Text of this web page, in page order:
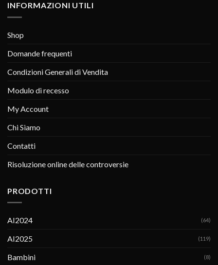
INFORMAZIONI UTILI
Shop
Domande frequenti
Condizioni Generali di Vendita
Modulo di recesso
My Account
Chi Siamo
Contatti
Risoluzione online delle controversie
PRODOTTI
AI2024 (64)
AI2025 (119)
Bambini (8)